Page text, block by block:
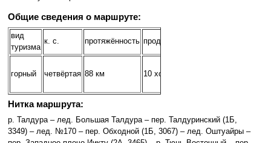
Общие сведения о маршруте:
вид
туризма
к. с. протяжённость продолжительность
горный четвёртая 88 км 10 ходовых дней
Нитка маршрута:
р. Талдура – лед. Большая Талдура – пер. Талдуринский (1Б,
3349) – лед. №170 – пер. Обходной (1Б, 3067) – лед. Оштуайры –